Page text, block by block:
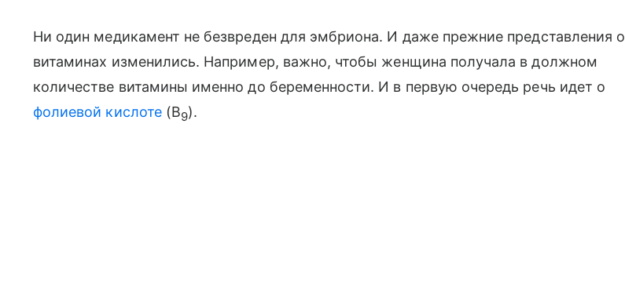
Ни один медикамент не безвреден для эмбриона. И даже прежние представления о
витаминах изменились. Например, важно, чтобы женщина получала в должном
количестве витамины именно до беременности. И в первую очередь речь идет о
фолиевой кислоте(B9).